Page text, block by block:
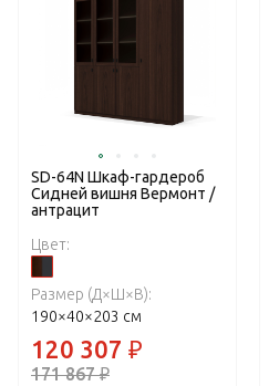
SD-64N Шкаф-гардероб
Сидней вишня Вермонт /
антрацит
Цвет:
Размер (Д×Ш×В):
190×40×203 см
120 307 ₽
171 867₽